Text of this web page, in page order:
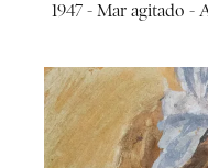
1947 - Mar agitado -